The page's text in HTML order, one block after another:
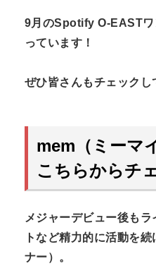
9月のSpotify O-EASTワ
っています！
ぜひ皆さんもチェックし
mem（ミーマ
こちらからチ
メジャーデビュー後も
トなど精力的に活動を
ナー）。